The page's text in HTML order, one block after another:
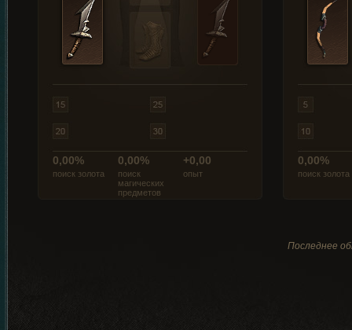
0,00%
поиск золота
0,00%
поиск
магических
предметов
+0,00
опыт
0,00%
поиск золота
Последнее